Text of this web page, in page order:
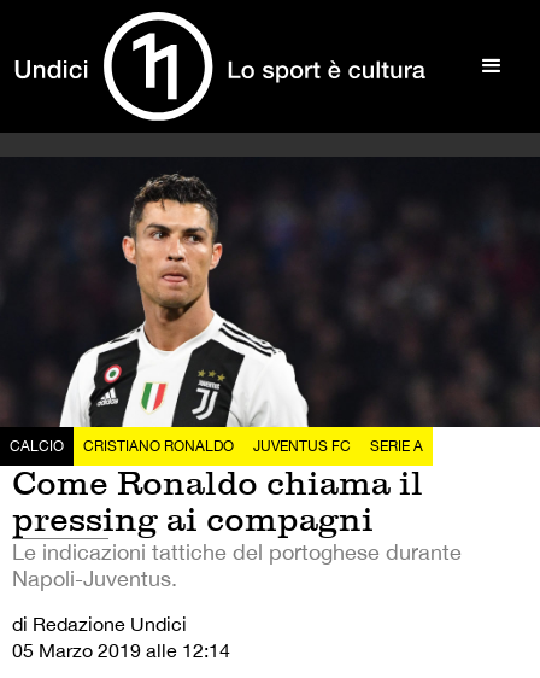
CALCIO CRISTIANO RONALDO JUVENTUS FC SERIE A
Come Ronaldo chiama il
pressing ai compagni
Le indicazioni tattiche del portoghese durante
Napoli-Juventus.
di Redazione Undici
05 Marzo 2019 alle 12:14